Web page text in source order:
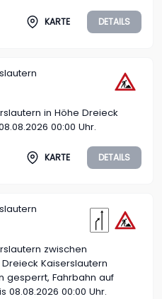
KARTE DETAILS
in Höhe Dreieck
00:00 Uhr.
KARTE DETAILS
zwischen
Kaiserslautern
gesperrt, Fahrbahn auf
08.08.2026 00:00 Uhr.